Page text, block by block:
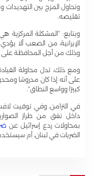
وتحاول المزج بين التهديدات
تقليصه.
ويتابع: “المشكلة المركزية
الإيرانية، من الصعب ألا
وذلك من أجل المحافظة على
ومع ذلك، تدل محاولة القيادة
على أنه إذا كان مدروسًا
كبيرًا وواسع النطاق”.
في التزامن، وفي توقيت
داخل نفق من طراز
بمحاولات ردع إسرائيل عن
الضربات في لبنان، أم